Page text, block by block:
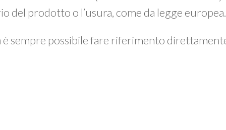
del prodotto o l’usura, come da legge europea.
è sempre possibile fare riferimento